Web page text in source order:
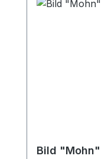
Bild "Mohn"